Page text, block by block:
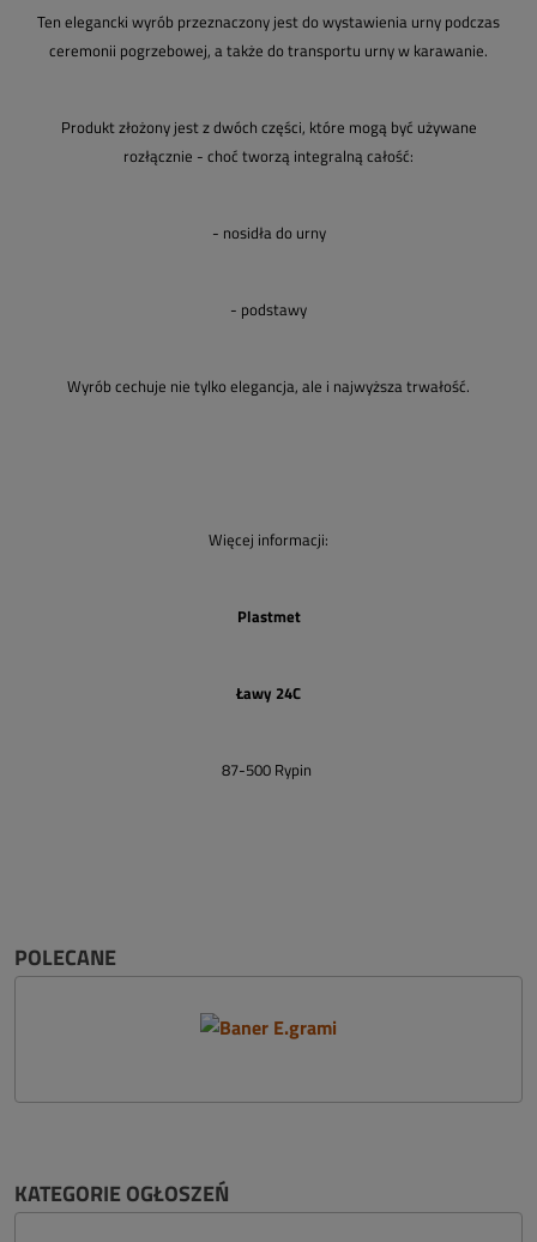
Ten elegancki wyrób przeznaczony jest do wystawienia urny podczas
ceremonii pogrzebowej, a także do transportu urny w karawanie.
Produkt złożony jest z dwóch części, które mogą być używane
rozłącznie - choć tworzą integralną całość:
- nosidła do urny
- podstawy
Wyrób cechuje nie tylko elegancja, ale i najwyższa trwałość.
Więcej informacji:
Plastmet
Ławy 24C
87-500 Rypin
POLECANE
KATEGORIE OGŁOSZEŃ